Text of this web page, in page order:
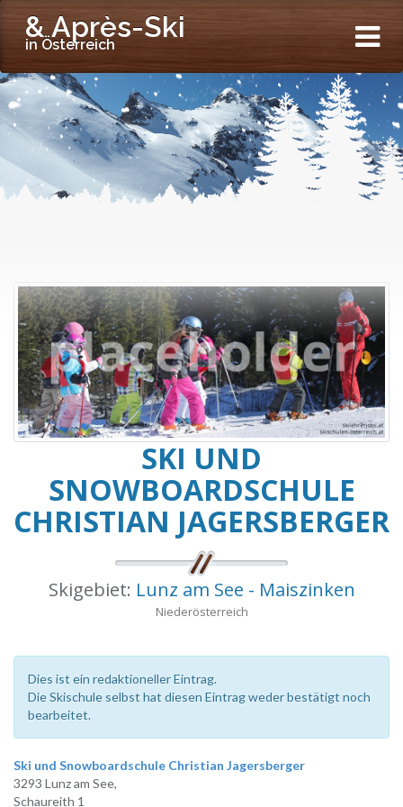
& Après-Ski
in Österreich
SKI UND
SNOWBOARDSCHULE
CHRISTIAN JAGERSBERGER
Skigebiet: Lunz am See - Maiszinken
Niederösterreich
Dies ist ein redaktioneller Eintrag.
Die Skischule selbst hat diesen Eintrag weder bestätigt noch
bearbeitet.
Ski und Snowboardschule Christian Jagersberger
3293 Lunz am See,
Schaureith 1